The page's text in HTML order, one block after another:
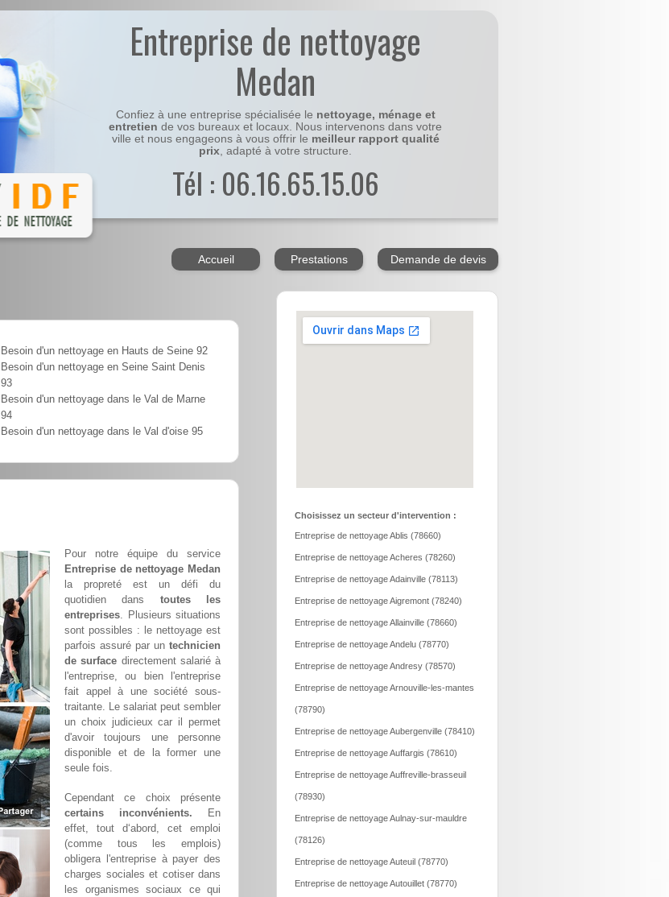
Entreprise de nettoyage
Medan
Confiez à une entreprise spécialisée le nettoyage, ménage et
entretien de vos bureaux et locaux. Nous intervenons dans votre
ville et nous engageons à vous offrir le meilleur rapport qualité
prix, adapté à votre structure.
Tél : 06.16.65.15.06
Accueil Prestations Demande de devis
Besoin d'un nettoyage en Hauts de Seine 92
Besoin d'un nettoyage en Seine Saint Denis
93
Besoin d'un nettoyage dans le Val de Marne
94
Besoin d'un nettoyage dans le Val d'oise 95
Pour notre équipe du service
Entreprise de nettoyage Medan
la propreté est un défi du
quotidien dans toutes les
entreprises. Plusieurs situations
sont possibles : le nettoyage est
parfois assuré par un technicien
de surface directement salarié à
l'entreprise, ou bien l'entreprise
fait appel à une société sous-
traitante. Le salariat peut sembler
un choix judicieux car il permet
d'avoir toujours une personne
disponible et de la former une
seule fois.
Cependant ce choix présente
certains inconvénients. En
effet, tout d‘abord, cet emploi
(comme tous les emplois)
obligera l'entreprise à payer des
charges sociales et cotiser dans
les organismes sociaux ce qui
Choisissez un secteur d'intervention :
Entreprise de nettoyage Ablis (78660)
Entreprise de nettoyage Acheres (78260)
Entreprise de nettoyage Adainville (78113)
Entreprise de nettoyage Aigremont (78240)
Entreprise de nettoyage Allainville (78660)
Entreprise de nettoyage Andelu (78770)
Entreprise de nettoyage Andresy (78570)
Entreprise de nettoyage Arnouville-les-mantes
(78790)
Entreprise de nettoyage Aubergenville (78410)
Entreprise de nettoyage Auffargis (78610)
Entreprise de nettoyage Auffreville-brasseuil
(78930)
Entreprise de nettoyage Aulnay-sur-mauldre
(78126)
Entreprise de nettoyage Auteuil (78770)
Entreprise de nettoyage Autouillet (78770)